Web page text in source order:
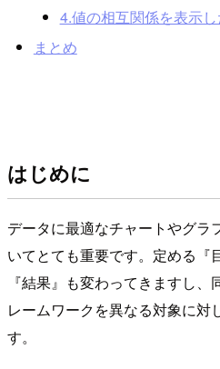
4.値の相互関係を表示
まとめ
はじめに
データに最適なチャートやグラ
いてとても重要です。定める『
『結果』も変わってきますし
レームワークを異なる対象に対
す。